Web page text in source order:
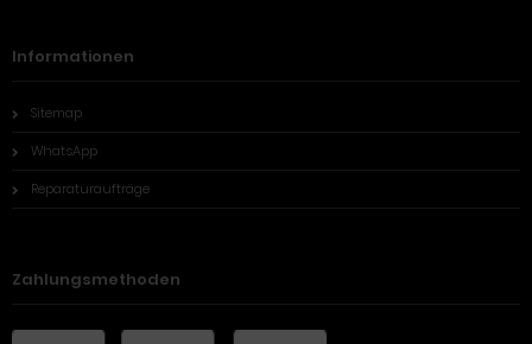
Informationen
Sitemap
WhatsApp
Reparaturaufträge
Zahlungsmethoden